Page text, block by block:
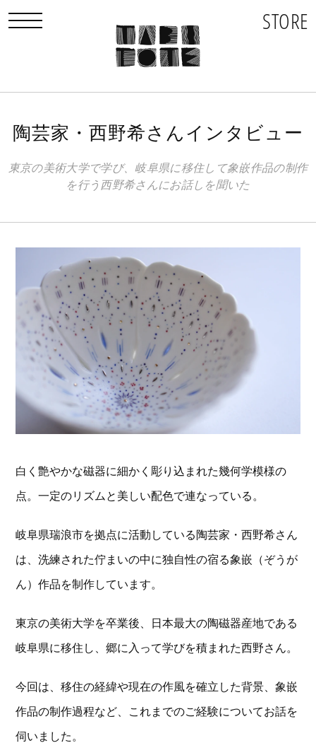
STORE
toggle navigation
陶芸家・西野希さんインタビュー
東京の美術大学で学び、岐阜県に移住して象嵌作品の制作
を行う西野希さんにお話しを聞いた
白く艶やかな磁器に細かく彫り込まれた幾何学模様の
点。一定のリズムと美しい配色で連なっている。
岐阜県瑞浪市を拠点に活動している陶芸家・西野希さん
は、洗練された佇まいの中に独自性の宿る象嵌（ぞうが
ん）作品を制作しています。
東京の美術大学を卒業後、日本最大の陶磁器産地である
岐阜県に移住し、郷に入って学びを積まれた西野さん。
今回は、移住の経緯や現在の作風を確立した背景、象嵌
作品の制作過程など、これまでのご経験についてお話を
伺いました。